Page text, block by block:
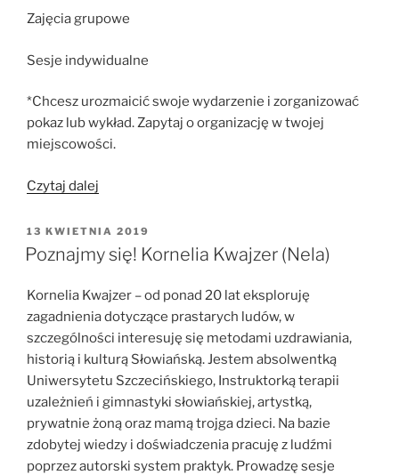
Zajęcia grupowe
Sesje indywidualne
*Chcesz urozmaicić swoje wydarzenie i zorganizować
pokaz lub wykład. Zapytaj o organizację w twojej
miejscowości.
Czytaj dalej
OPUBLIKOWANE
W
13 KWIETNIA 2019
Poznajmy się! Kornelia Kwajzer (Nela)
Kornelia Kwajzer – od ponad 20 lat eksploruję
zagadnienia dotyczące prastarych ludów, w
szczególności interesuję się metodami uzdrawiania,
historią i kulturą Słowiańską. Jestem absolwentką
Uniwersytetu Szczecińskiego, Instruktorką terapii
uzależnień i gimnastyki słowiańskiej, artystką,
prywatnie żoną oraz mamą trojga dzieci. Na bazie
zdobytej wiedzy i doświadczenia pracuję z ludźmi
poprzez autorski system praktyk. Prowadzę sesje